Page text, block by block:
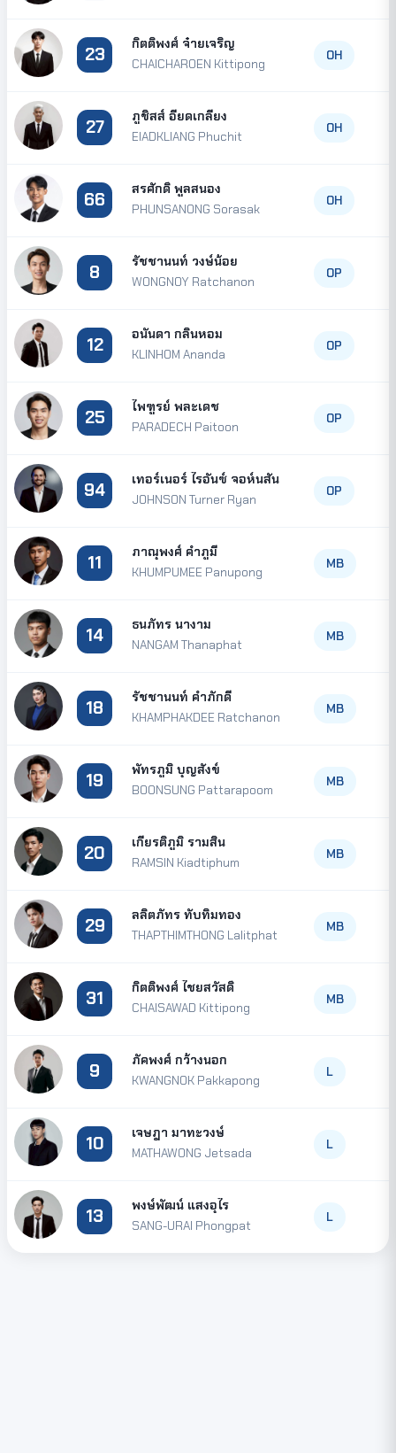
23 กิตติพงศ์ จ๋ายเจริญ
CHAICHAROEN Kittipong
OH
27 ภูชิสส์ อียดเกลี้ยง
EIADKLIANG Phuchit
OH
66 สรศักดิ์ พูลสนอง
PHUNSANONG Sorasak
OH
8 รัชชานนท์ วงษ์น้อย
WONGNOY Ratchanon
OP
12 อนันดา กลิ่นหอม
KLINHOM Ananda
OP
25 ไพฑูรย์ พละเดช
PARADECH Paitoon
OP
94 เทอร์เนอร์ ไรอันซ์ จอห์นสัน
JOHNSON Turner Ryan
OP
11 ภาณุพงศ์ คำภูมี
KHUMPUMEE Panupong
MB
14 ธนภัทร นางาม
NANGAM Thanaphat
MB
18 รัชชานนท์ คำภักดี
KHAMPHAKDEE Ratchanon
MB
19 พัทรภูมิ บุญสังข์
BOONSUNG Pattarapoom
MB
20 เกียรติภูมิ รามสิน
RAMSIN Kiadtiphum
MB
29 ลลิตภัทร ทับทิมทอง
THAPTHIMTHONG Lalitphat
MB
31 กิตติพงศ์ ไชยสวัสดิ์
CHAISAWAD Kittipong
MB
9 ภัคพงศ์ กว้างนอก
KWANGNOK Pakkapong
L
10 เจษฎา มาทะวงษ์
MATHAWONG Jetsada
L
13 พงษ์พัฒน์ แสงอุไร
SANG-URAI Phongpat
L